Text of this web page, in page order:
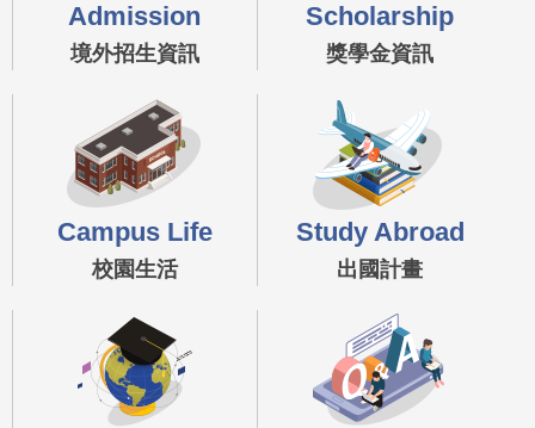
Admission
境外招生資訊
Scholarship
獎學金資訊
Campus Life
校園生活
Study Abroad
出國計畫